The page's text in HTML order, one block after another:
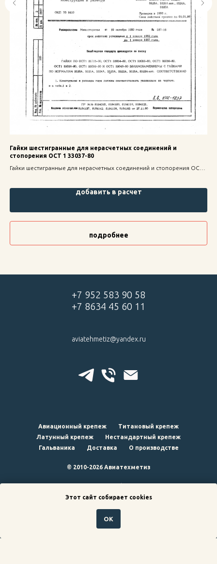
Гайки шестигранные для нерасчетных соединений и
стопорения ОСТ 1 33037-80
Гайки шестигранные для нерасчетных соединений и стопорения ОСТ
добавить в расчет
подробнее
+7 952 583 90 58
+7 8634 45 60 11
aviatehmetiz@yandex.ru
Авиационный крепеж
Титановый крепеж
Латунный крепеж
Нестандартный крепеж
Гальваника
Доставка О производстве
© 2010-2026 Авиатехметиз
наверх
Этот сайт собирает cookies
ОК